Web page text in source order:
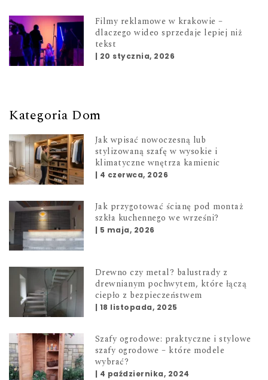
Filmy reklamowe w krakowie –
dlaczego wideo sprzedaje lepiej niż
tekst
| 20 stycznia, 2026
Kategoria Dom
Jak wpisać nowoczesną lub
stylizowaną szafę w wysokie i
klimatyczne wnętrza kamienic
| 4 czerwca, 2026
Jak przygotować ścianę pod montaż
szkła kuchennego we wrześni?
| 5 maja, 2026
Drewno czy metal? balustrady z
drewnianym pochwytem, które łączą
ciepło z bezpieczeństwem
18 listopada, 2025
Szafy ogrodowe: praktyczne i stylowe
szafy ogrodowe – które modele
wybrać?
| 4 października, 2024